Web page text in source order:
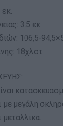
3,5 εκ.
106,5-
18χλστ
με μεγάλη
μεταλλικά.